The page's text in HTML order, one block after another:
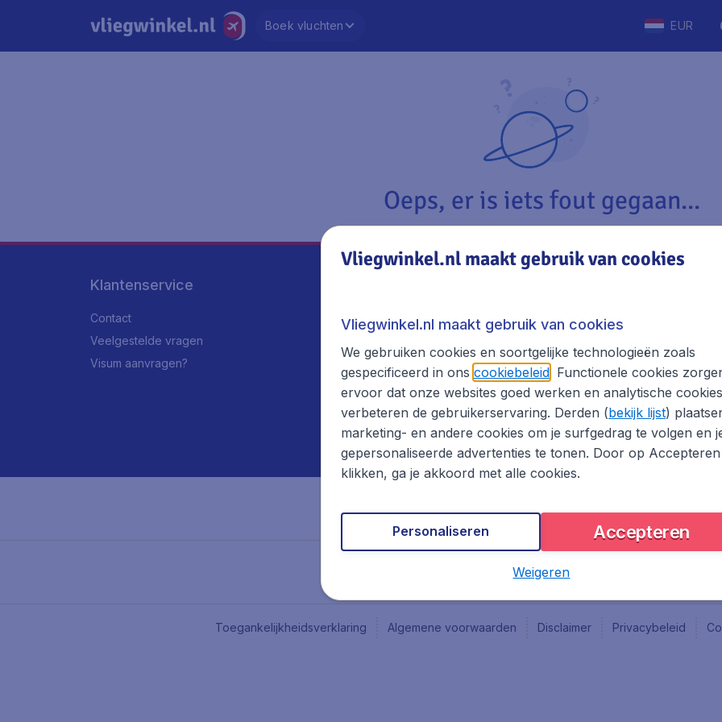
Boek vluchten EUR
Oeps, er is iets fout gegaan...
Klantenservice
Contact
Veelgestelde vragen
Visum aanvragen?
Over Vliegwinkel.nl
Reisgids
Toegankelijkheidsverklaring Algemene voorwaarden Disclaimer Privacybeleid
Vliegwinkel.nl maakt gebruik van cookies
Vliegwinkel.nl maakt gebruik van cookies
We gebruiken cookies en soortgelijke technologieën zoals
gespecificeerd in ons cookiebeleid. Functionele cookies
ervoor dat onze websites goed werken en analytische cookies
verbeteren de gebruikerservaring. Derden (bekijk lijst)
marketing- en andere cookies om je surfgedrag te volgen en
gepersonaliseerde advertenties te tonen. Door op
klikken, ga je akkoord met alle cookies.
Accepteren
Personaliseren
Weigeren